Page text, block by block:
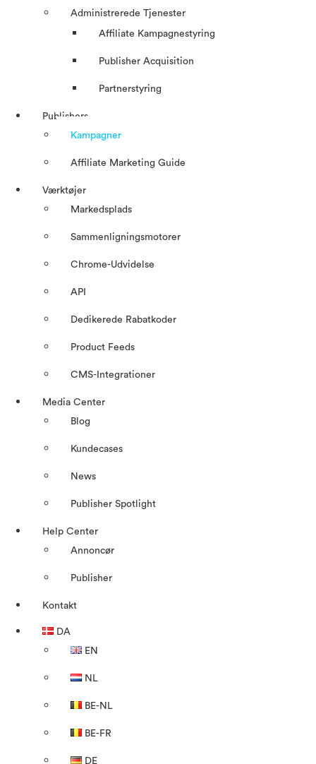
Administrerede Tjenester
Affiliate Kampagnestyring
Publisher Acquisition
Partnerstyring
Publishers
Kampagner
Affiliate Marketing Guide
Værktøjer
Markedsplads
Sammenligningsmotorer
Chrome-Udvidelse
API
Dedikerede Rabatkoder
Product Feeds
CMS-Integrationer
Media Center
Blog
Kundecases
News
Publisher Spotlight
Help Center
Annoncør
Publisher
Kontakt
DA
EN
NL
BE-NL
BE-FR
DE